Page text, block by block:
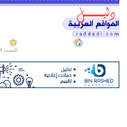
السبت 24 صفر 1448 هـ الموافق